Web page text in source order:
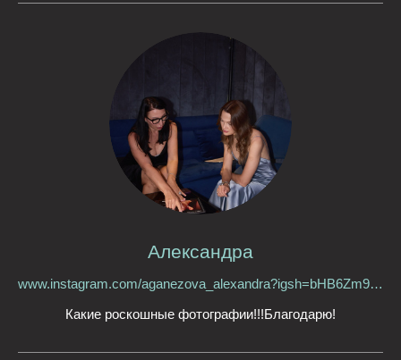
Александра
www.instagram.com/aganezova_alexandra?igsh=bHB6Zm9ldGg5NDAy&utm_source=qr
Какие роскошные фотографии!!!Благодарю!